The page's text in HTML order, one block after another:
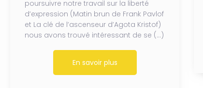
poursuivre notre travail sur la liberté
d’expression (Matin brun de Frank Pavlof
et La clé de l’ascenseur d’Agota Kristof)
nous avons trouvé intéressant de se (…)
En savoir plus